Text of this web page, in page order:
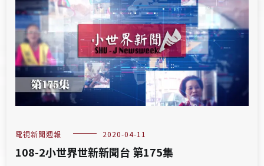
電視新聞週報 2020-04-11
108-2小世界世新新聞台 第175集